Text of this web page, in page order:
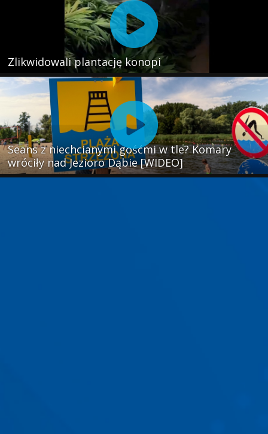
Zlikwidowali plantację konopi
Seans z niechcianymi gośćmi w tle? Komary
wróciły nad Jezioro Dąbie [WIDEO]